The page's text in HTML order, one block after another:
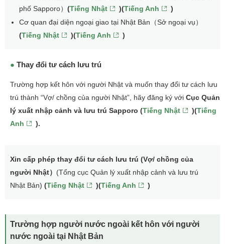
phố Sapporo） (Tiếng Nhật )(Tiếng Anh
)
Cơ quan đại diện ngoại giao tại Nhật Bản（Sở ngoại vụ）
(Tiếng Nhật )(Tiếng Anh )
Thay đổi tư cách lưu trú
Trường hợp kết hôn với người Nhật và muốn thay đổi tư cách lưu
trú thành “Vợ/ chồng của người Nhật”, hãy đăng ký với Cục Quản
lý xuất nhập cảnh và lưu trú Sapporo (Tiếng Nhật )(Tiếng
Anh
).
Xin cấp phép thay đổi tư cách lưu trú (Vợ/ chồng của
người Nhật） (Tổng cục Quản lý xuất nhập cảnh và lưu trú
Nhật Bản) (Tiếng Nhật )(Tiếng Anh )
Trường hợp người nước ngoài kết hôn với người
nước ngoài tại Nhật Bản